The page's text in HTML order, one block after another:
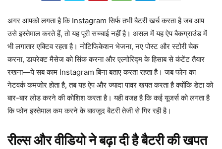
अगर आपको लगता है कि Instagram सिर्फ तभी बैटरी खर्च करता है जब आप
उसे इस्तेमाल करते हैं, तो यह पूरी सच्चाई नहीं है। असल में यह ऐप बैकग्राउंड में
भी लगातार एक्टिव रहता है। नोटिफिकेशन भेजना, नए पोस्ट और स्टोरी चेक
करना, डायरेक्ट मैसेज को सिंक करना और एल्गोरिद्म के हिसाब से कंटेंट तैयार
रखना—ये सब काम Instagram बिना बताए करता रहता है। जब फोन का
नेटवर्क कमजोर होता है, तब यह ऐप और ज्यादा पावर खपत करता है क्योंकि डेटा को
बार-बार लोड करने की कोशिश करता है। यही वजह है कि कई यूजर्स को लगता है
कि फोन इस्तेमाल कम करने के बावजूद बैटरी तेजी से गिर रही है।
रील्स और वीडियो ने बढ़ा दी है बैटरी की खपत